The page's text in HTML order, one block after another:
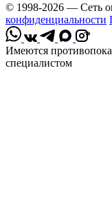
© 1998-2026 — Сеть
конфиденциальности
*
Имеются
специалистом